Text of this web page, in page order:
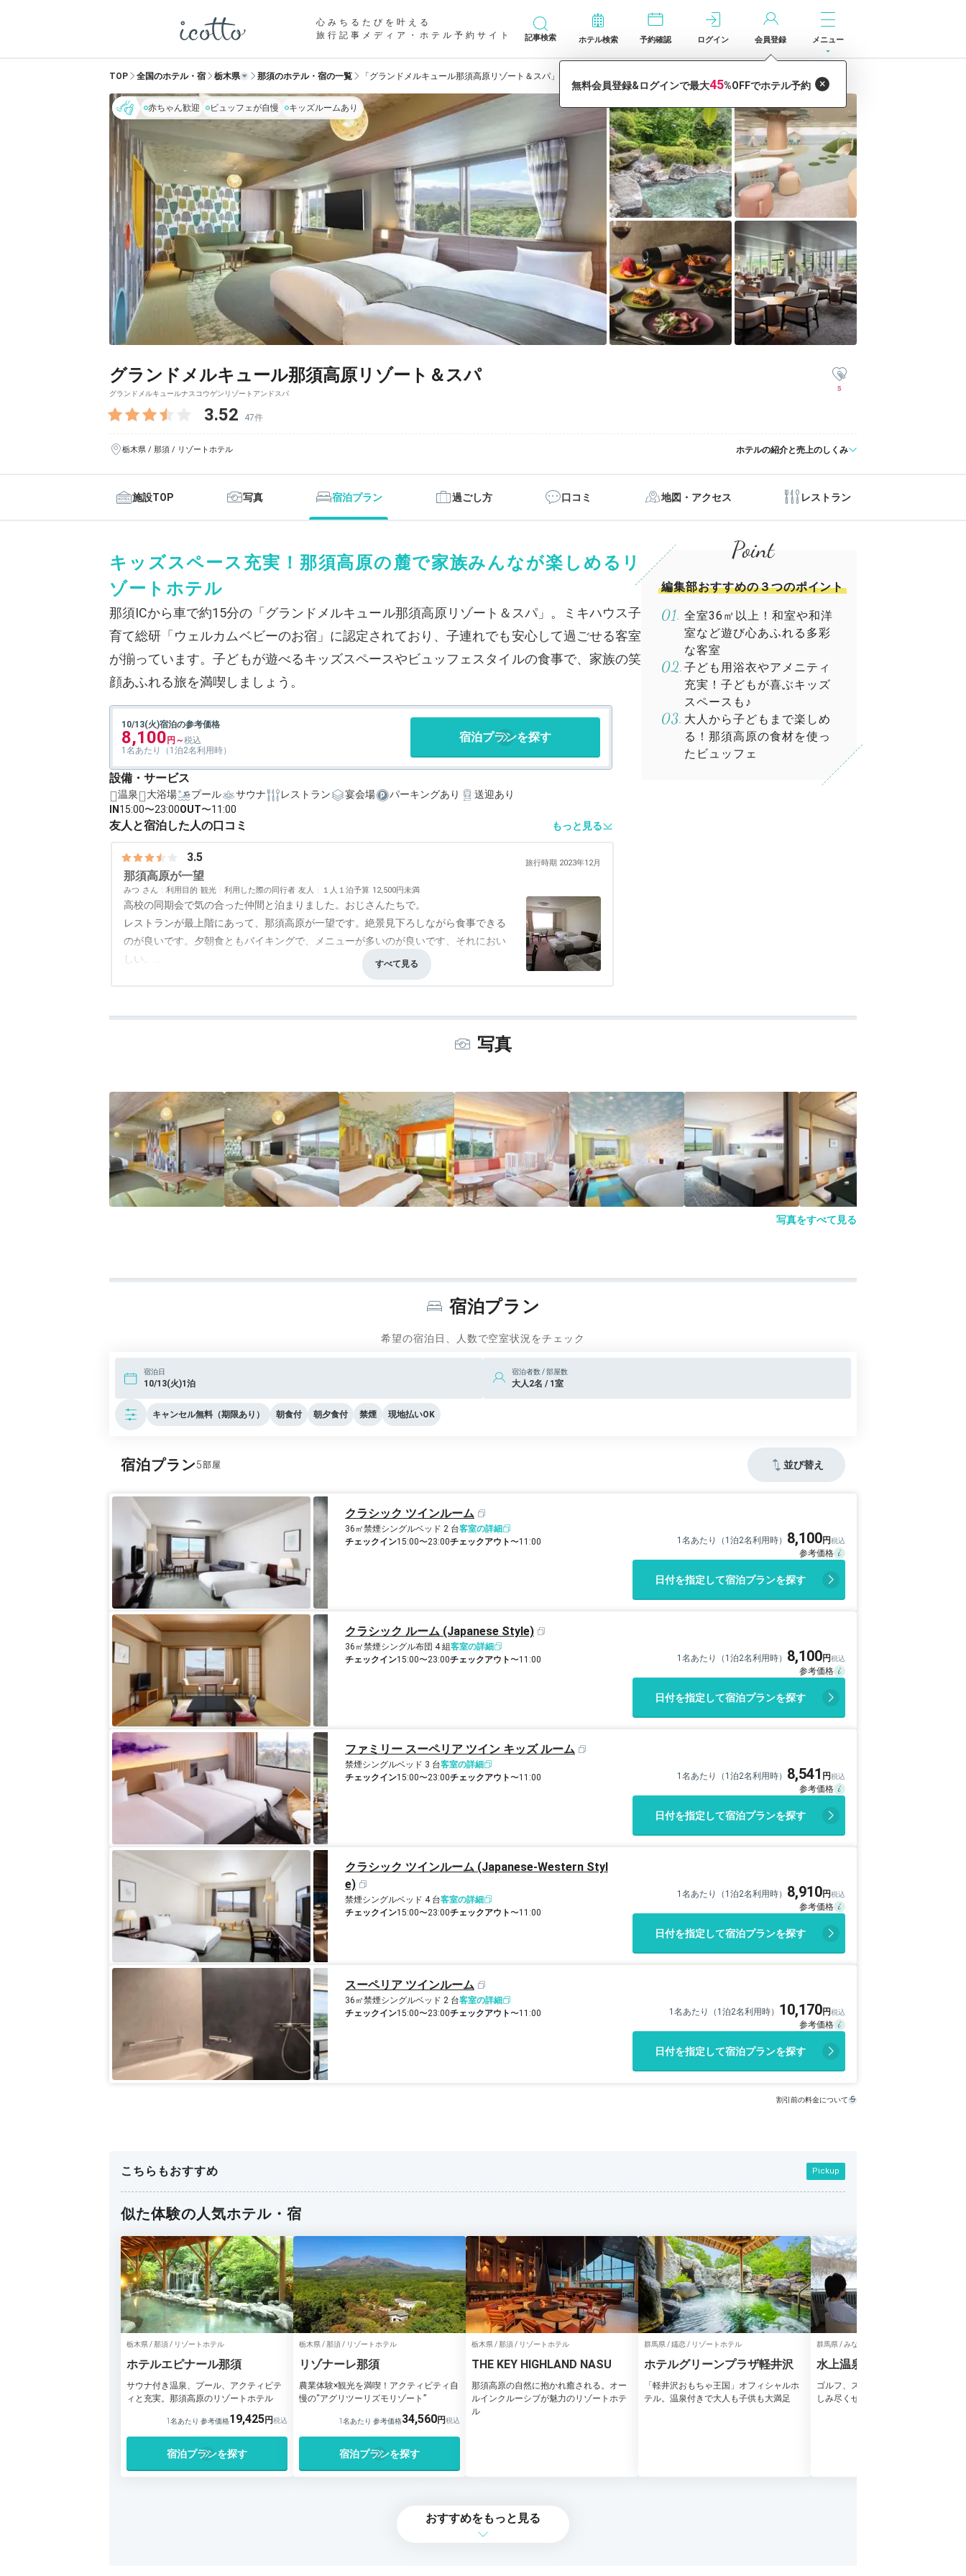
心みちるたびを叶える
旅行記事メディア・ホテル予約サイト
記事検索 ホテル検索 予約確認 ログイン 会員登録 メニュー
TOP 全国のホテル・宿 栃木県 那須のホテル・宿の一覧 「グランドメルキュール那須高原リゾート＆スパ」の宿泊予約
赤ちゃん歓迎 ビュッフェが自慢 キッズルームあり
グランドメルキュール那須高原リゾート＆スパ
グランドメルキュールナスコウゲンリゾートアンドスパ
3.52 47件
5
栃木県 / 那須 / リゾートホテル ホテルの紹介と売上のしくみ
施設TOP 写真 宿泊プラン 過ごし方 口コミ 地図・アクセス レストラン
キッズスペース充実！那須高原の麓で家族みんなが楽しめるリ
ゾートホテル
那須ICから車で約15分の「グランドメルキュール那須高原リゾート＆スパ」。ミキハウス子
育て総研「ウェルカムベビーのお宿」に認定されており、子連れでも安心して過ごせる客室
が揃っています。子どもが遊べるキッズスペースやビュッフェスタイルの食事で、家族の笑
顔あふれる旅を満喫しましょう。
10/13(火)宿泊の参考価格
8,100
1名あたり（1泊2名利用時）
宿泊プランを探す
設備・サービス
温泉 大浴場 プール サウナ レストラン 宴会場 パーキングあり
送迎あり
IN 15:00〜23:00OUT〜11:00
友人と宿泊した人の口コミ もっと見る
3.5 旅行時期 2023年12月
那須高原が一望
みつ 利用目的 観光 利用した際の同行者 友人 １人１泊予算 12,500円未満
高校の同期会で気の合った仲間と泊まりました。おじさんたちで。
レストランが最上階にあって、那須高原が一望です。絶景見下ろしながら食事できる
のが良いです。夕朝食ともバイキングで、メニューが多いのが良いです、それにおい
しい。
客室はベッドの洋室で、窓からの眺めも素晴らしいです。
3.0 食事・ドリンク4.0
編集部おすすめの３つのポイント
全室36㎡以上！和室や和洋
室など遊び心あふれる多彩
な客室
子ども用浴衣やアメニティ
充実！子どもが喜ぶキッズ
スペースも♪
大人から子どもまで楽しめ
る！那須高原の食材を使っ
たビュッフェ
写真
写真をすべて見る
宿泊プラン
希望の宿泊日、人数で空室状況をチェック
宿泊日
10/13(火)1泊
宿泊者数 / 部屋数
大人2名 / 1室
キャンセル無料（期限あり） 朝食付 朝夕食付 禁煙 現地払いOK
宿泊プラン5 並び替え
クラシック ツインルーム
36㎡禁煙シングルベッド 2 台客室の詳細
チェックイン15:00〜23:00チェックアウト〜11:00 1名あたり（1泊2名利用時） 8,100
日付を指定して宿泊プランを探す
クラシック ルーム (Japanese Style)
36㎡禁煙シングル布団 4 組客室の詳細
チェックイン15:00〜23:00チェックアウト〜11:00 1名あたり（1泊2名利用時） 8,100
日付を指定して宿泊プランを探す
ファミリー スーペリア ツイン キッズ ルーム
禁煙シングルベッド 3 台客室の詳細
チェックイン15:00〜23:00チェックアウト〜11:00 1名あたり（1泊2名利用時） 8,541
日付を指定して宿泊プランを探す
クラシック ツインルーム (Japanese-Western Styl
e)
禁煙シングルベッド 4 台客室の詳細
チェックイン15:00〜23:00チェックアウト〜11:00
1名あたり（1泊2名利用時） 8,910
日付を指定して宿泊プランを探す
スーペリア ツインルーム
36㎡禁煙シングルベッド 2 台客室の詳細
チェックイン15:00〜23:00チェックアウト〜11:00 1名あたり（1泊2名利用時） 10,170
日付を指定して宿泊プランを探す
割引前の料金について
こちらもおすすめ Pickup
似た体験の人気ホテル・宿
栃木県 / 那須 / リゾートホテル
ホテルエピナール那須
サウナ付き温泉、プール、アクティビテ
ィと充実。那須高原のリゾートホテル
1名あたり 参考価格19,425
宿泊プランを探す
栃木県 / 那須 / リゾートホテル
リゾナーレ那須
農業体験×観光を満喫！アクティビティ自
慢の“アグリツーリズモリゾート”
1名あたり 参考価格34,560
宿泊プランを探す
栃木県 / 那須 / リゾートホテル
THE KEY HIGHLAND NASU
那須高原の自然に抱かれ癒される。オー
ルインクルーシブが魅力のリゾートホテ
ル
群馬県 / 嬬恋 / リゾートホテル
ホテルグリーンプラザ軽井沢
「軽井沢おもちゃ王国」オフィシャルホ
テル。温泉付きで大人も子供も大満足
群馬県 / みなかみ、水上温泉 / リゾートホテル
水上温泉郷 水上高原ホテル
ゴルフ、スキー、温泉♪ホテルステイ
しみ尽くせる高原のリゾートホテル
おすすめをもっと見る